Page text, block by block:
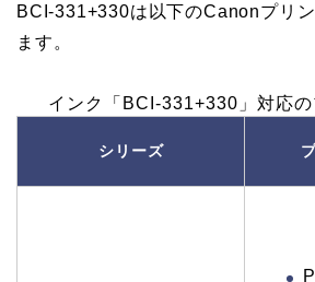
BCI-331+330は以下のCanonプリ
ます。
インク「BCI-331+330」対応
シリーズ